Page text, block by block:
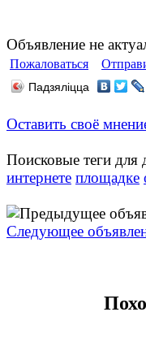
Объявление не
Пожаловаться
Падзяліцца
Оставить своё
Поисковые теги для
интернете площадке
Следующее